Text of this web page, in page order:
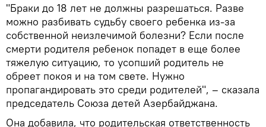
"Браки до 18 лет не должны разрешаться. Разве
можно разбивать судьбу своего ребенка из-за
собственной неизлечимой болезни? Если после
смерти родителя ребенок попадет в еще более
тяжелую ситуацию, то усопший родитель не
обреет покоя и на том свете. Нужно
пропагандировать это среди родителей", – сказала
председатель Союза детей Азербайджана.
Она добавила, что родительская ответственность